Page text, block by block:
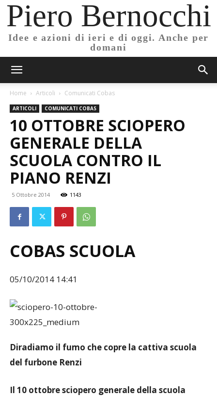
Piero Bernocchi
Idee e azioni di ieri e di oggi. Anche per
domani
Home Articoli Comunicati Cobas
ARTICOLI COMUNICATI COBAS
10 OTTOBRE SCIOPERO
GENERALE DELLA
SCUOLA CONTRO IL
PIANO RENZI
5 Ottobre 2014 1143
COBAS SCUOLA
05/10/2014 14:41
Diradiamo il fumo che copre la cattiva scuola
del furbone Renzi
Il 10 ottobre sciopero generale della scuola